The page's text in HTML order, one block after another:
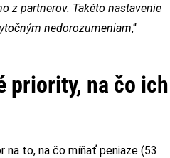
z partnerov. Takéto nastavenie
nedorozumeniam,“
priority, na čo ich
to, na čo míňať peniaze (53